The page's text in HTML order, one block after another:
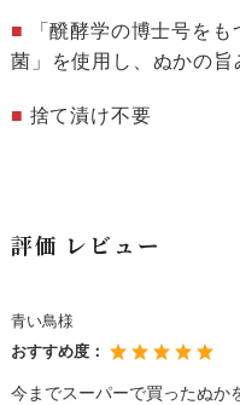
■
「醗酵学の博士号を
菌」を使用し、ぬかの旨
■ 捨て漬け不要
評価 レビュー
青い鳥様
おすすめ度：
今までスーパーで買ったぬか